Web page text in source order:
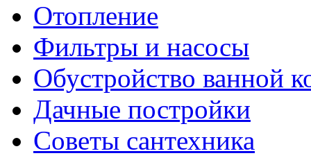
Отопление
Фильтры и насосы
Обустройство ванной
Дачные постройки
Советы сантехника